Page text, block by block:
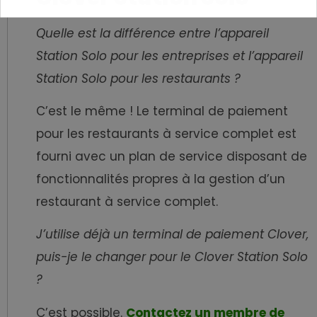
Quelle est la différence entre l’appareil
Station Solo pour les entreprises et l’appareil
Station Solo pour les restaurants ?
C’est le même ! Le terminal de paiement
pour les restaurants à service complet est
fourni avec un plan de service disposant de
fonctionnalités propres à la gestion d’un
restaurant à service complet.
J’utilise déjà un terminal de paiement Clover,
puis-je le changer pour le Clover Station Solo
?
C’est possible. Contactez un membre de